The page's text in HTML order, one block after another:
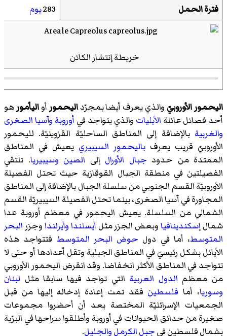
فترة الحمل 283يوم
خريطة إنتشار الكائن
اليحمور الأوروبيّ والذي يعرف أيضا بمجرّداليحمور أواليأمورهو
أحد فصائل عائلة الأيليات والذي يتواجد في أوروبة وآسيا الصغرى
والغربية بالإضافة إلى المناطق الساحليّة القزوينيّة. لليحمور
الأوروبيّ قريب يعرف باليحمور السيبيري يعيش في المناطق
الممتدة من حدود جبال الأورال إلى الصين وسيبيريا. تلتقي
الفصيلتين في منطقة الجبال القوقازية حيث تحتل الفصيلة
الأوروبيّة القسم الجنوبي من سلسلة الجبال بالإضافة إلى المناطق
المجاورة في آسيا الصغرى، بينما تحتل الفصيلة السيبيريّة القسم
الشمالي من السلسلة. يعيش اليحمور في معظم أوروبة عدا
شمالإسكندينافياوبعض الجزر مثل أيسلنداوأيرلنداوجزر البحر
المتوسط، أما في دول حوض البحر المتوسط فتتواجد هذه
الأيائل بشكل رئيسيّ في المناطق الجبلية وتقل أعدادها أو حتى لا
تتواجد في المناطق الأكثر انخفاضا. وقد انقرض اليحمور الأوروبي
من معظم الدول العربية التي تواجد فيها سابقا مثل لبنان
وسوريا، أما فلسطين فقد تمت إعادة إدخاله إليها من قبل
الجمعيات الإسرائليّة المختصة بعد أن أحضروا مجموعات
صغيرة من حدائق الحيوانات في أوروبة وأطلقوا سراحها في البرّية
بشمال فلسطين فيجبل الكرملوالجليل.